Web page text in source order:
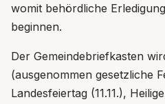
womit behördliche
beginnen.
Der Gemeindebriefkasten
(ausgenommen gesetzliche
Landesfeiertag (11.11.),